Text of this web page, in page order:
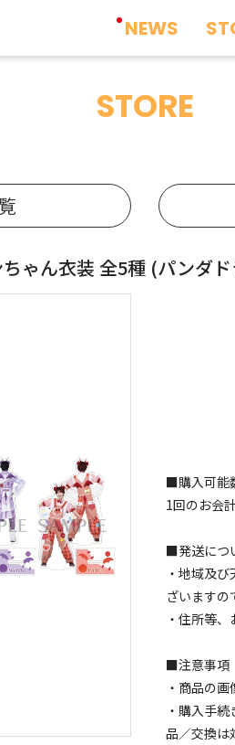
NEWS
STORE
ゃん衣装 全5種 (パンダ
■購入可能
1回のお会
■発送につ
・地域及
ざいますの
・住所等
■注意事項
・商品の
・購入手
品／交換は